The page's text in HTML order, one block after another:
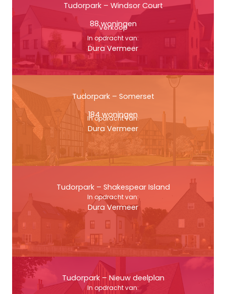
Tudorpark – Windsor Court
88 woningen
Verkoop
In opdracht van:
Dura Vermeer
Tudorpark – Somerset
184 woningen
In opdracht van:
Dura Vermeer
Tudorpark – Shakespear Island
In opdracht van:
Dura Vermeer
Tudorpark – Nieuw deelplan
In opdracht van: